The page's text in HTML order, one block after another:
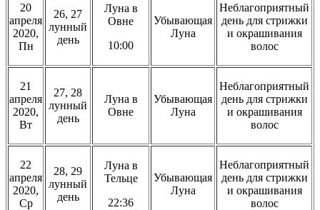
20
апреля
2020,
Пн
26, 27
лунный
день
Луна в
Овне
10:00
Убывающая
Луна
Неблагоприятный
день для стрижки
и окрашивания
волос
21
апреля
2020,
Вт
27, 28
лунный
день
Луна в
Овне
Убывающая
Луна
Неблагоприятный
день для стрижки
и окрашивания
волос
22
апреля
2020,
Ср
28, 29
лунный
день
Луна в
Тельце
22:36
Убывающая
Луна
Неблагоприятный
день для стрижки
и окрашивания
волос